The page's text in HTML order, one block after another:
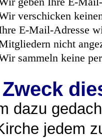
verschicken
E-Mail-Adresse
nicht
sammeln keine
dazu
jedem